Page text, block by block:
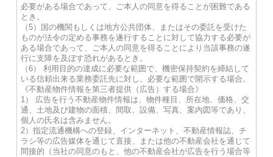
必要がある場合であって、ご本人の同意を得ることが困難である
とき。
（5）国の機関もしくは地方公共団体、またはその委託を受けた
ものが法令の定める事務を遂行することに対して協力する必要が
ある場合であって、ご本人の同意を得ることにより当該事務の遂
行に支障を及ぼす恐れがあるとき。
（6） 利用目的の達成に必要な範囲で、機密保持契約を締結して
いる信頼出来る業務委託先に対し、必要な範囲で開示する場合。
《不動産物件情報を第三者提供（広告）する場合》
1） 広告を行う不動産物件情報は、物件種目、所在地、価格、交
通、土地及び建物の面積、間取、設備、写真、案内図等であり、
個人の氏名は含みません。
2）指定流通機構への登録、インターネット、不動産情報誌、チ
ラシ等の広告媒体を通じて直接、または他の不動産会社を通じて
間接的（当社の同意のもと、他の不動産会社が広告を行う場合等